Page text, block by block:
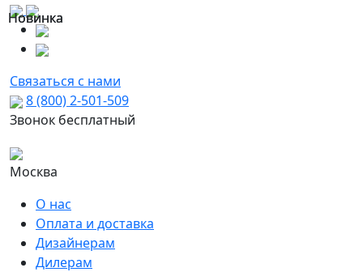
Связаться с нами
8 (800) 2-501-509
Звонок бесплатный
Москва
О нас
Оплата и доставка
Дизайнерам
Дилерам
Новинка
Новинка